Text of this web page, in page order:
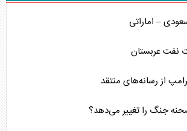
– اماراتی
نفت عربستان
از رسانه‌های منتقد
جنگ را تغییر می‌دهد؟